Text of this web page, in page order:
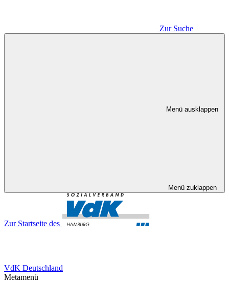
Zur Suche
Menü ausklappen
Menü zuklappen
Zur Startseite des
VdK Deutschland
Metamenü